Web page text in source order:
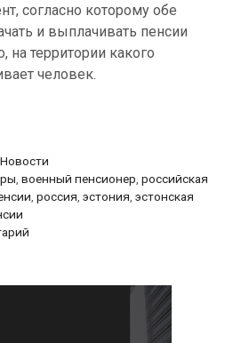
согласно которому обе
и выплачивать пенсии
на территории какого
человек.
,Новости
,военный пенсионер ,российская
россия эстония эстонская